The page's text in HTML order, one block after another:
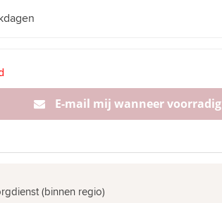
E-mail mij wanneer voorradig
(binnen regio)